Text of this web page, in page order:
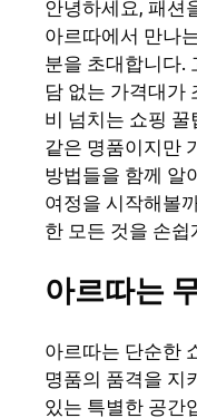
안녕하세요, 패션
아르따에서 만나
분을 초대합니다.
담 없는 가격대가
비 넘치는 쇼핑
같은 명품이지만
방법들을 함께 알
여정을 시작해볼
한 모든 것을 손쉽
아르따는
아르따는 단순한
명품의 품격을 지
있는 특별한 공간